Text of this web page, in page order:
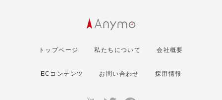
トップページ 私たちについて 会社概要
ECコンテンツ お問い合わせ 採用情報